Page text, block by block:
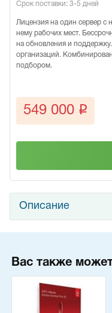
Срок поставки: 3-5 дней
Лицензия на один сервер с
нему рабочих мест.
на обновления и
организаций.
подбором.
549 000 q
Описание
Вас также